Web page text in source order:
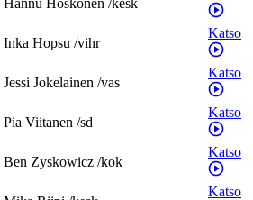
Hannu Hoskonen /kesk
Inka Hopsu /vihr
Katso
Jessi Jokelainen /vas
Katso
Pia Viitanen /sd
Katso
Ben Zyskowicz /kok
Katso
Katso